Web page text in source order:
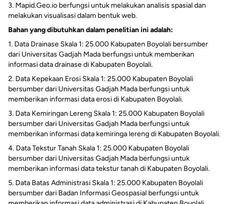
3. Mapid.Geo.io berfungsi untuk melakukan analisis spasial dan
melakukan visualisasi dalam bentuk web.
Bahan yang dibutuhkan dalam penelitian ini adalah:
1. Data Drainase Skala 1: 25.000 Kabupaten Boyolali bersumber
dari Universitas Gadjah Mada berfungsi untuk memberikan
informasi data drainase di Kabupaten Boyolali.
2. Data Kepekaan Erosi Skala 1: 25.000 Kabupaten Boyolali
bersumber dari Universitas Gadjah Mada berfungsi untuk
memberikan informasi data erosi di Kabupaten Boyolali.
3. Data Kemiringan Lereng Skala 1: 25.000 Kabupaten Boyolali
bersumber dari Universitas Gadjah Mada berfungsi untuk
memberikan informasi data kemiringa lereng di Kabupaten Boyolali.
4. Data Tekstur Tanah Skala 1: 25.000 Kabupaten Boyolali
bersumber dari Universitas Gadjah Mada berfungsi untuk
memberikan informasi data tekstur tanah di Kabupaten Boyolali.
5. Data Batas Administrasi Skala 1: 25.000 Kabupaten Boyolali
bersumber dari Badan Informasi Geospasial berfungsi untuk